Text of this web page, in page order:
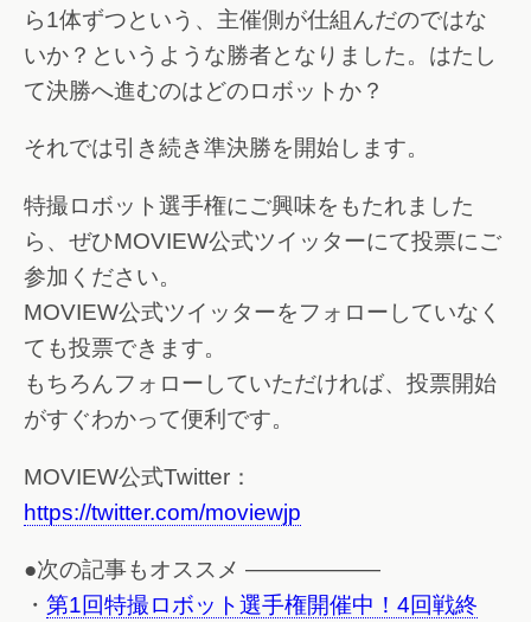
ら1体ずつという、主催側が仕組んだのではな
いか？というような勝者となりました。はたし
て決勝へ進むのはどのロボットか？
それでは引き続き準決勝を開始します。
特撮ロボット選手権にご興味をもたれました
ら、ぜひMOVIEW公式ツイッターにて投票にご
参加ください。
MOVIEW公式ツイッターをフォローしていなく
ても投票できます。
もちろんフォローしていただければ、投票開始
がすぐわかって便利です。
MOVIEW公式Twitter：
https://twitter.com/moviewjp
●次の記事もオススメ ——————
・ 第1回特撮ロボット選手権開催中！4回戦終